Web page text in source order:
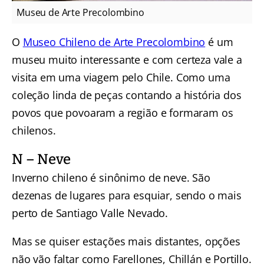
Museu de Arte Precolombino
O Museo Chileno de Arte Precolombino é um
museu muito interessante e com certeza vale a
visita em uma viagem pelo Chile. Como uma
coleção linda de peças contando a história dos
povos que povoaram a região e formaram os
chilenos.
N – Neve
Inverno chileno é sinônimo de neve. São
dezenas de lugares para esquiar, sendo o mais
perto de Santiago Valle Nevado.
Mas se quiser estações mais distantes, opções
não vão faltar como Farellones, Chillán e Portillo.